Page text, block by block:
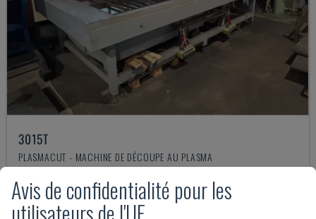
3015T
PLASMACUT - MACHINE DE DÉCOUPE AU PLASMA
Avis de confidentialité pour les
utilisateurs de l'UE